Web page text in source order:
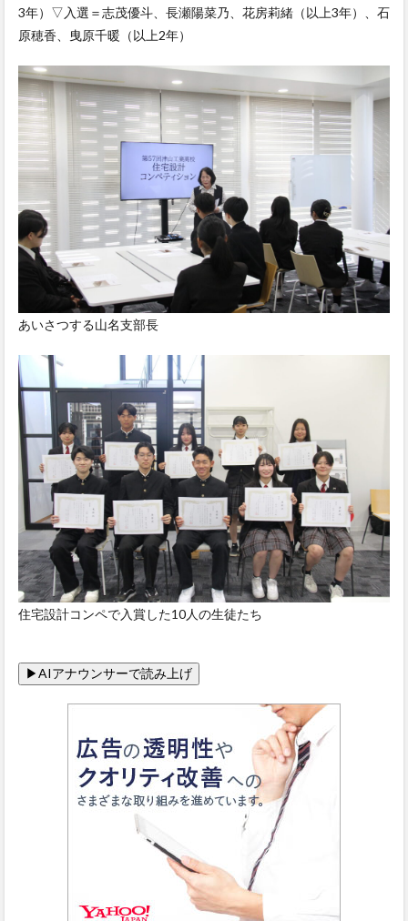
3年）▽入選＝志茂優斗、長瀬陽菜乃、花房莉緒（以上3年）、石
原穂香、曳原千暖（以上2年）
あいさつする山名支部長
住宅設計コンペで入賞した10人の生徒たち